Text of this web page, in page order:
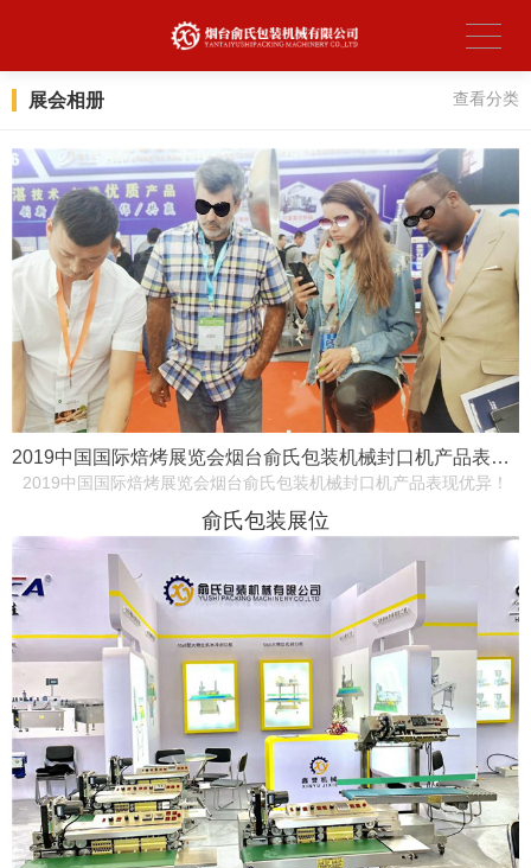
展会相册 查看分类
2019中国国际焙烤展览会烟台俞氏包装机械封口机产品表现优异！
2019中国国际焙烤展览会烟台俞氏包装机械封口机产品表现优异！
俞氏包装展位